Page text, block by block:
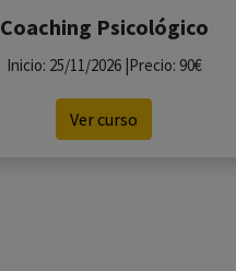
Coaching Psicológico
Inicio: 25/11/2026 |Precio: 90€
Ver curso